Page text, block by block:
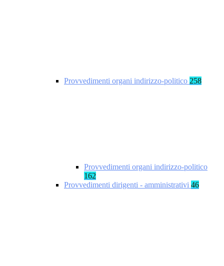
Provvedimenti organi indirizzo-politico 258
Provvedimenti organi indirizzo-politico
162
Provvedimenti dirigenti - amministrativi 46